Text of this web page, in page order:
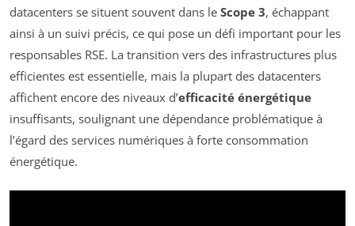
datacenters se situent souvent dans le Scope 3, échappant
ainsi à un suivi précis, ce qui pose un défi important pour les
responsables RSE. La transition vers des infrastructures plus
efficientes est essentielle, mais la plupart des datacenters
affichent encore des niveaux d’efficacité énergétique
insuffisants, soulignant une dépendance problématique à
l’égard des services numériques à forte consommation
énergétique.